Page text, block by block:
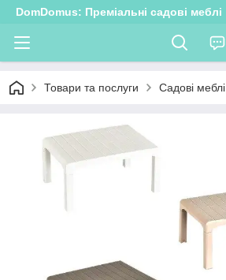
DomDomus: Преміальні садові меблі
Товари та послуги Садові меблі